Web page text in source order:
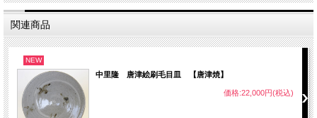
関連商品
NEW
中里隆 唐津絵刷毛目皿 【唐津焼】
価格:22,000円(税込)